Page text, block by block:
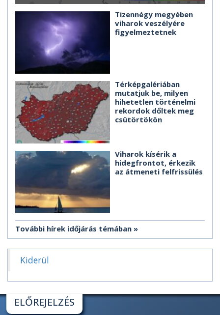
Tizennégy megyében
viharok veszélyére
figyelmeztetnek
Térképgalériában
mutatjuk be, milyen
hihetetlen történelmi
rekordok dőltek meg
csütörtökön
Viharok kísérik a
hidegfrontot, érkezik
az átmeneti felfrissülés
További hírek időjárás témában
Kiderül
ELŐREJELZÉS